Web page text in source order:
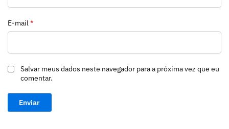
E-mail*
Salvar meus dados neste navegador para a próxima vez que eu
comentar.